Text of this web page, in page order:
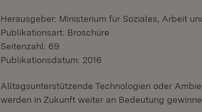
Herausgeber: Ministerium für Soziales, Arbeit
Publikationsart: Broschüre
Seitenzahl: 69
Publikationsdatum: 2016
Alltagsunterstützende Technologien oder
werden in Zukunft weiter an Bedeutung